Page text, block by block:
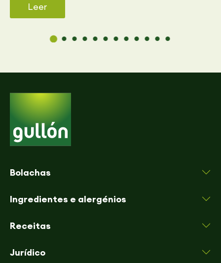
Leer
Bolachas
Ingredientes e alergénios
Receitas
Jurídico